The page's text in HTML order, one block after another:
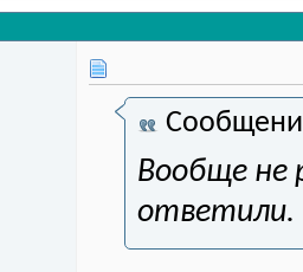
Вообще не
ответили.